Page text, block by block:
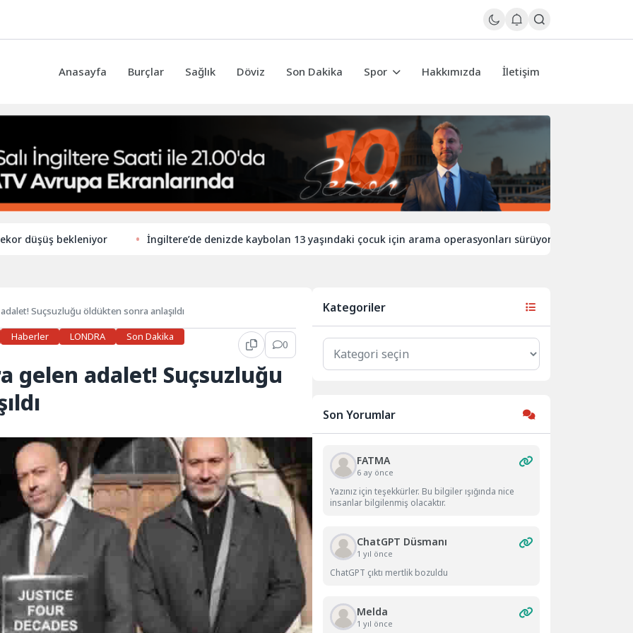
Anasayfa Burçlar Sağlık Döviz Son Dakika Spor Hakkımızda İletişim
bekleniyor İngiltere’de denizde kaybolan 13 yaşındaki çocuk için arama operasyonları sürüyor
Suçsuzluğu öldükten sonra anlaşıldı
Haberler LONDRA
Son Dakika
0
gelen adalet! Suçsuzluğu
Kategoriler
Kategoriler
Son Yorumlar
FATMA
6 ay önce
Yazınız için teşekkürler. Bu bilgiler ışığında nice
insanlar bilgilenmiş olacaktır.
ChatGPT Düsmanı
1 yıl önce
ChatGPT çıktı mertlik bozuldu
Melda
1 yıl önce